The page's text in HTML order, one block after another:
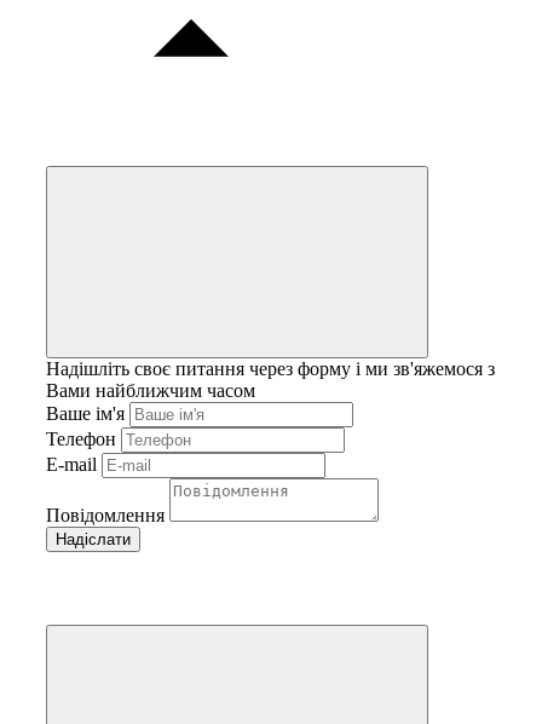
Надішліть своє питання через форму і ми зв'яжемося з
Вами найближчим часом
Ваше ім'я
Телефон
E-mail
Повідомлення